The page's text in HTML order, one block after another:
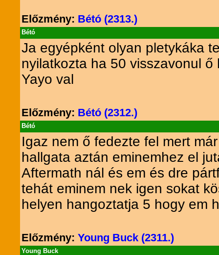
Előzmény: Bétó (2313.)
Bétó
Ja egyépként olyan pletykáka
nyilatkozta ha 50 visszavonul
Yayo val
Előzmény: Bétó (2312.)
Bétó
Igaz nem ő fedezte fel mert
hallgata aztán eminemhez el
Aftermath nál és em és dre
tehát eminem nek igen sokat
helyen hangoztatja 5 hogy em
Előzmény: Young Buck (2311.)
Young Buck